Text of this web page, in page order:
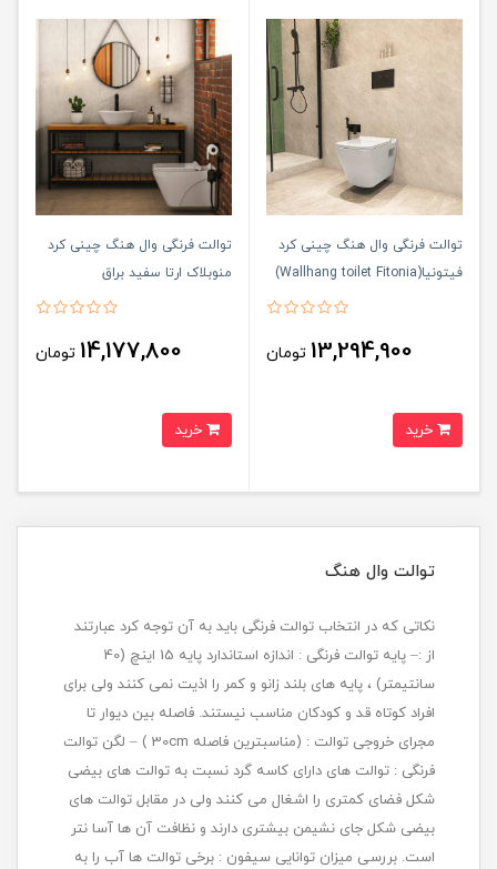
توالت فرنگی وال هنگ چینی کرد
فیتونیا(Wallhang toilet Fitonia)
13,294,900 تومان
توالت فرنگی وال هنگ چینی کرد
منوبلاک ارتا سفید براق
14,177,800 تومان
توالت وال هنگ
نکاتی که در انتخاب توالت فرنگی باید به آن توجه کرد عبارتند
از :– پایه توالت فرنگی : اندازه استاندارد پایه 15 اینچ (40
سانتیمتر) ، پایه های بلند زانو و کمر را اذیت نمی کنند ولی برای
افراد کوتاه قد و کودکان مناسب نیستند. فاصله بین دیوار تا
مجرای خروجی توالت : (مناسبترین فاصله 30cm ) – لگن توالت
فرنگی : توالت های دارای کاسه گرد نسبت به توالت های بیضی
شکل فضای کمتری را اشغال می کنند ولی در مقابل توالت های
بیضی شکل جای نشیمن بیشتری دارند و نظافت آن ها آسا نتر
است. بررسی میزان توانایی سیفون : برخی توالت ها آب را به